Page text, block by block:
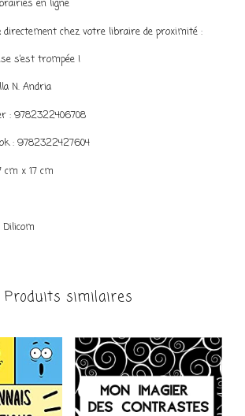
en ligne
directement chez votre libraire de proximité :
s’est trompée !
N. Andria
: 9782322406708
: 9782322427604
cm x 17 cm
Dilicom
Produits similaires